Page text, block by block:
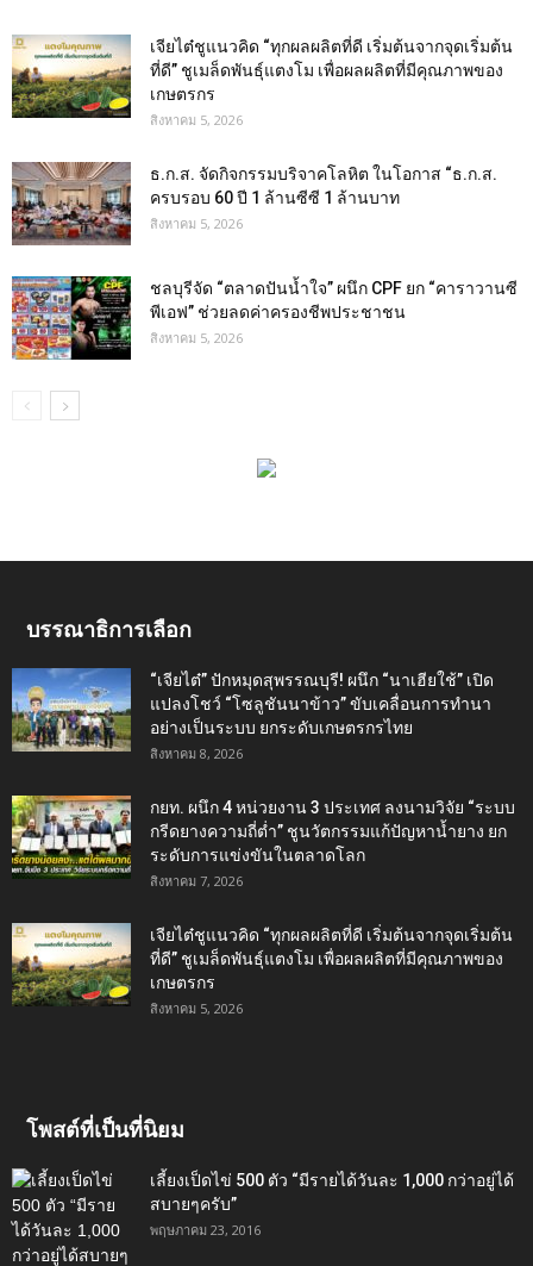
เจียไต๋ชูแนวคิด “ทุกผลผลิตที่ดี เริ่มต้นจากจุดเริ่มต้น
ที่ดี” ชูเมล็ดพันธุ์แตงโม เพื่อผลผลิตที่มีคุณภาพของ
เกษตรกร
สิงหาคม 5, 2026
ธ.ก.ส. จัดกิจกรรมบริจาคโลหิต ในโอกาส “ธ.ก.ส.
ครบรอบ 60 ปี 1 ล้านซีซี 1 ล้านบาท
สิงหาคม 5, 2026
ชลบุรีจัด “ตลาดปันน้ำใจ” ผนึก CPF ยก “คาราวานซี
พีเอฟ” ช่วยลดค่าครองชีพประชาชน
สิงหาคม 5, 2026
บรรณาธิการเลือก
“เจียไต๋” ปักหมุดสุพรรณบุรี! ผนึก “นาเฮียใช้” เปิด
แปลงโชว์ “โซลูชันนาข้าว” ขับเคลื่อนการทำนา
อย่างเป็นระบบ ยกระดับเกษตรกรไทย
สิงหาคม 8, 2026
กยท. ผนึก 4 หน่วยงาน 3 ประเทศ ลงนามวิจัย “ระบบ
กรีดยางความถี่ต่ำ” ชูนวัตกรรมแก้ปัญหาน้ำยาง ยก
ระดับการแข่งขันในตลาดโลก
สิงหาคม 7, 2026
เจียไต๋ชูแนวคิด “ทุกผลผลิตที่ดี เริ่มต้นจากจุดเริ่มต้น
ที่ดี” ชูเมล็ดพันธุ์แตงโม เพื่อผลผลิตที่มีคุณภาพของ
เกษตรกร
สิงหาคม 5, 2026
โพสต์ที่เป็นที่นิยม
เลี้ยงเป็ดไข่ 500 ตัว “มีรายได้วันละ 1,000 กว่าอยู่ได้
สบายๆครับ”
พฤษภาคม 23, 2016